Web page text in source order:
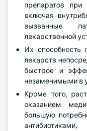
препаратов при
включая
вызванные
лекарственной
Их способность
лекарств
быстрое и
незаменимыми в
Кроме того,
оказанием
большую